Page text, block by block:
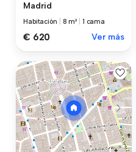
Madrid
Habitación 8 m² 1 cama
€ 620 Ver más